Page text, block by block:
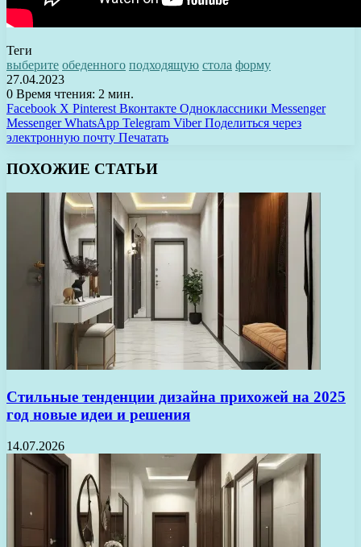
Теги
выберите обеденного подходящую стола форму
27.04.2023
0 Время чтения: 2 мин.
Facebook X Pinterest Вконтакте Одноклассники Messenger
Messenger WhatsApp Telegram Viber Поделиться через
электронную почту Печатать
ПОХОЖИЕ СТАТЬИ
Стильные тенденции дизайна прихожей на 2025
год новые идеи и решения
14.07.2026